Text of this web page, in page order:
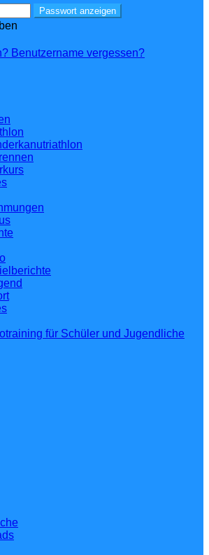
Passwort anzeigen
Benutzername vergessen?
für Schüler und Jugendliche